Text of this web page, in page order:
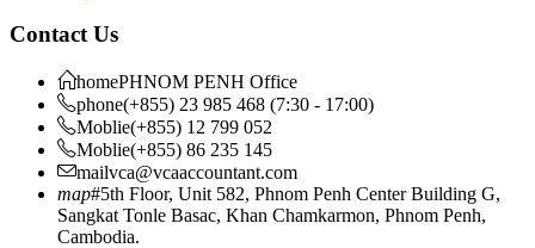
Contact Us
homePHNOM PENH Office
phone(+855) 23 985 468 (7:30 - 17:00)
Moblie(+855) 12 799 052
Moblie(+855) 86 235 145
mailvca@vcaaccountant.com
map#5th Floor, Unit 582, Phnom Penh Center Building G,
Sangkat Tonle Basac, Khan Chamkarmon, Phnom Penh,
Cambodia.